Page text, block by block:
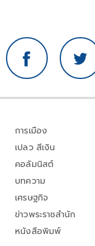
การเมือง
เปลว สีเงิน
คอลัมนิสต์
บทความ
เศรษฐกิจ
ข่าวพระราชสำนัก
หนังสือพิมพ์